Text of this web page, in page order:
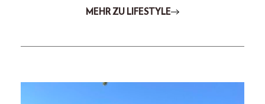
MEHR ZU LIFESTYLE